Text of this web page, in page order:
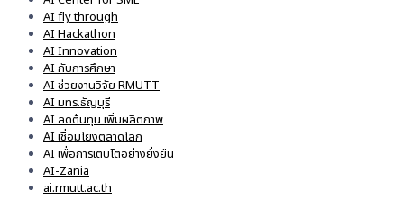
AI fly through
AI Hackathon
AI Innovation
AI กับการศึกษา
AI ช่วยงานวิจัย RMUTT
AI มทร.ธัญบุรี
AI ลดต้นทุน เพิ่มผลิตภาพ
AI เชื่อมโยงตลาดโลก
AI เพื่อการเติบโตอย่างยั่งยืน
AI-Zania
ai.rmutt.ac.th